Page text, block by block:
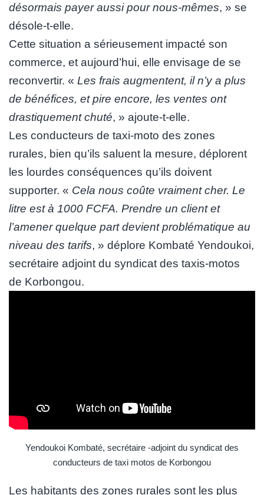
désormais payer aussi pour nous-mêmes, » se
désole-t-elle.
Cette situation a sérieusement impacté son
commerce, et aujourd’hui, elle envisage de se
reconvertir. « Les frais augmentent, il n’y a plus
de bénéfices, et pire encore, les ventes ont
drastiquement chuté, » ajoute-t-elle.
Les conducteurs de taxi-moto des zones
rurales, bien qu’ils saluent la mesure, déplorent
les lourdes conséquences qu’ils doivent
supporter. « Cela nous coûte vraiment cher. Le
litre est à 1000 FCFA. Prendre un client et
l’amener quelque part devient problématique au
niveau des tarifs, » déplore Kombaté Yendoukoi,
secrétaire adjoint du syndicat des taxis-motos
de Korbongou.
Yendoukoi Kombaté, secrétaire -adjoint du syndicat des
conducteurs de taxi motos de Korbongou
Les habitants des zones rurales sont les plus